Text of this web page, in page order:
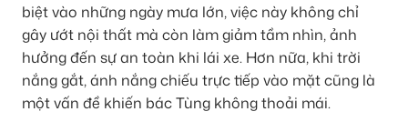
biệt vào những ngày mưa lớn, việc này không chỉ
gây ướt nội thất mà còn làm giảm tầm nhìn, ảnh
hưởng đến sự an toàn khi lái xe. Hơn nữa, khi trời
nắng gắt, ánh nắng chiếu trực tiếp vào mặt cũng là
một vấn đề khiến bác Tùng không thoải mái.